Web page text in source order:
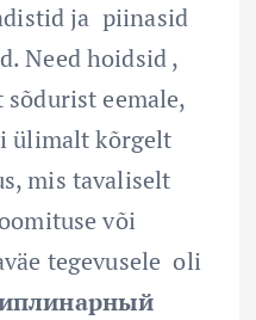
ja piinasid
Need hoidsid ,
eemale,
ülimalt kõrgelt
mis tavaliselt
või
tegevusele oli